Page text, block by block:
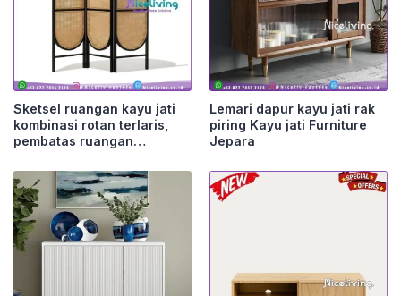
Sketsel ruangan kayu jati
kombinasi rotan terlaris,
pembatas ruangan
Lemari dapur kayu jati rak
piring Kayu jati Furniture
Jepara